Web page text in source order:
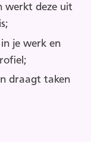
werkt deze uit
je werk en
draagt taken